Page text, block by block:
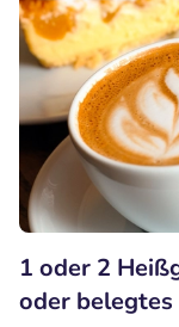
1 oder 2
oder